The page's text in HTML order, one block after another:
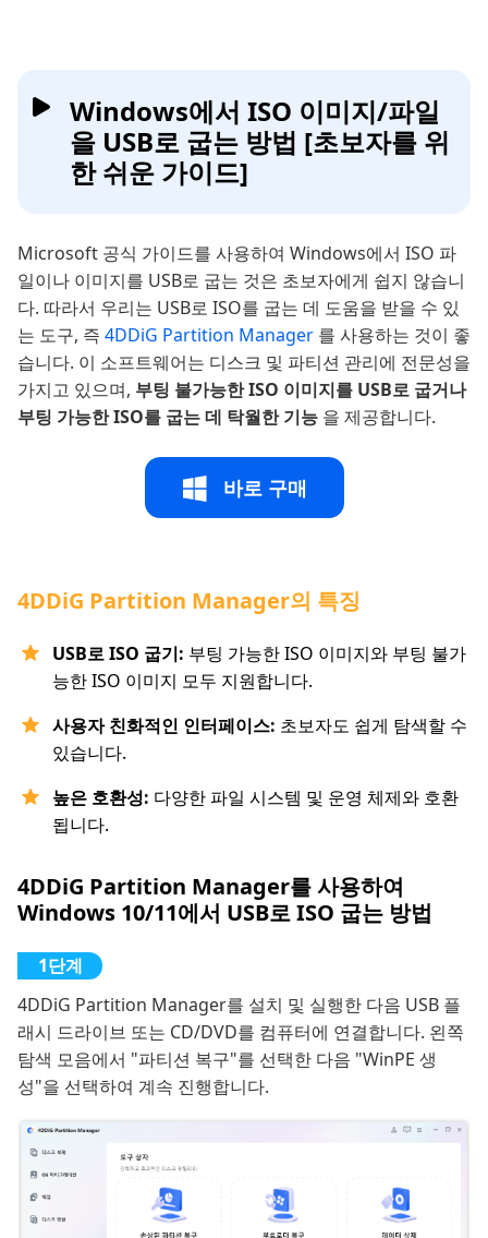
Windows에서 ISO 이미지/파일
을 USB로 굽는 방법 [초보자를 위
한 쉬운 가이드]
Microsoft 공식 가이드를 사용하여 Windows에서 ISO 파
일이나 이미지를 USB로 굽는 것은 초보자에게 쉽지 않습니
다. 따라서 우리는 USB로 ISO를 굽는 데 도움을 받을 수 있
는 도구, 즉 4DDiG Partition Manager 를 사용하는 것이 좋
습니다. 이 소프트웨어는 디스크 및 파티션 관리에 전문성을
가지고 있으며, 부팅 불가능한 ISO 이미지를 USB로 굽거나
부팅 가능한 ISO를 굽는 데 탁월한 기능 을 제공합니다.
바로 구매
4DDiG Partition Manager의 특징
USB로 ISO 굽기: 부팅 가능한 ISO 이미지와 부팅 불가
능한 ISO 이미지 모두 지원합니다.
사용자 친화적인 인터페이스: 초보자도 쉽게 탐색할 수
있습니다.
높은 호환성: 다양한 파일 시스템 및 운영 체제와 호환
됩니다.
4DDiG Partition Manager를 사용하여
Windows 10/11에서 USB로 ISO 굽는 방법
4DDiG Partition Manager를 설치 및 실행한 다음 USB 플
래시 드라이브 또는 CD/DVD를 컴퓨터에 연결합니다. 왼쪽
탐색 모음에서 "파티션 복구"를 선택한 다음 "WinPE 생
성"을 선택하여 계속 진행합니다.